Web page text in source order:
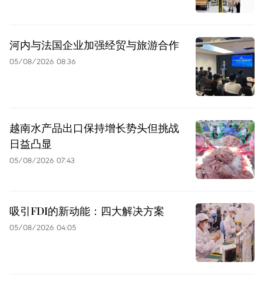
河内与法国企业加强经贸与旅游合作
05/08/2026 08:36
越南水产品出口保持增长势头但挑战
日益凸显
05/08/2026 07:43
吸引FDI的新动能：四大解决方案
05/08/2026 04:05